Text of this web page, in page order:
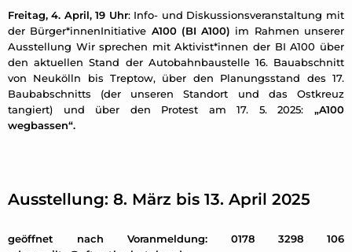
Freitag, 4. April, 19 Uhr: Info- und Diskussionsveranstaltung mit
der Bürger*innenInitiative A100 (BI A100) im Rahmen unserer
Ausstellung Wir sprechen mit Aktivist*innen der BI A100 über
den aktuellen Stand der Autobahnbaustelle 16. Bauabschnitt
von Neukölln bis Treptow, über den Planungsstand des 17.
Baubabschnitts (der unseren Standort und das Ostkreuz
tangiert) und über den Protest am 17. 5. 2025: „A100
wegbassen“.
Ausstellung: 8. März bis 13. April 2025
geöffnet nach Voranmeldung: 0178 3298 106